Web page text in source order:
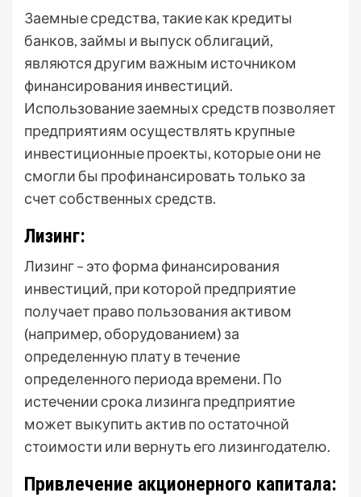
Заемные средства, такие как кредиты
банков, займы и выпуск облигаций,
являются другим важным источником
финансирования инвестиций.
Использование заемных средств позволяет
предприятиям осуществлять крупные
инвестиционные проекты, которые они не
смогли бы профинансировать только за
счет собственных средств.
Лизинг:
Лизинг – это форма финансирования
инвестиций, при которой предприятие
получает право пользования активом
(например, оборудованием) за
определенную плату в течение
определенного периода времени. По
истечении срока лизинга предприятие
может выкупить актив по остаточной
стоимости или вернуть его лизингодателю.
Привлечение акционерного капитала: